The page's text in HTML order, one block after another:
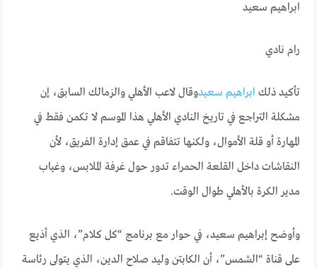
ابراهيم سعيد
رام نادي
تأكيد ذلك ابراهيم سعيدوقال لاعب الأهلي والزمالك السابق، إن
مشكلة التراجع في تاريخ النادي الأهلي هذا الموسم لا تكمن فقط في
المهارة أو قلة الأموال، ولكنها تتفاقم في عمق إدارة الفريق، لأن
النقاشات داخل القلعة الحمراء تدور حول غرفة الملابس، وغياب
مدير الكرة بالأهلي طوال الوقت.
وأوضح إبراهيم سعيد، في حوار مع برنامج “كل كلام”، الذي أذيع
على قناة “الشمس”، أن الكابتن وليد صلاح الدين، الذي يتولى رئاسة